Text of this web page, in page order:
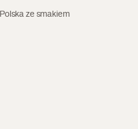
Polska ze smakiem